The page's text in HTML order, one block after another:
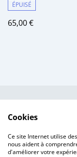
ÉPUISÉ
65,00 €
Cookies
Ce site Internet utilise
nous aident à
d'améliorer votre